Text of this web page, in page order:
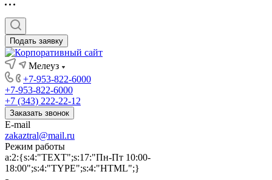
Подать заявку
Мелеуз
+7-953-822-6000
+7-953-822-6000
+7 (343) 222-22-12
Заказать звонок
E-mail
zakaztral@mail.ru
Режим работы
a:2:{s:4:"TEXT";s:17:"Пн-Пт 10:00-
18:00";s:4:"TYPE";s:4:"HTML";}